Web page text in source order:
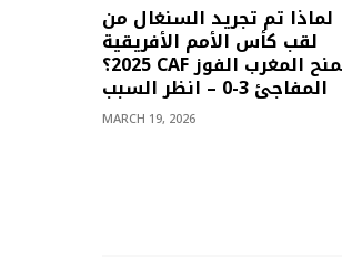
لماذا تم تجريد السنغال من
لقب كأس الأمم الأفريقية
2025؟ CAF يمنح المغرب الفوز
المفاجئ 3-0 – انظر السبب
MARCH 19, 2026